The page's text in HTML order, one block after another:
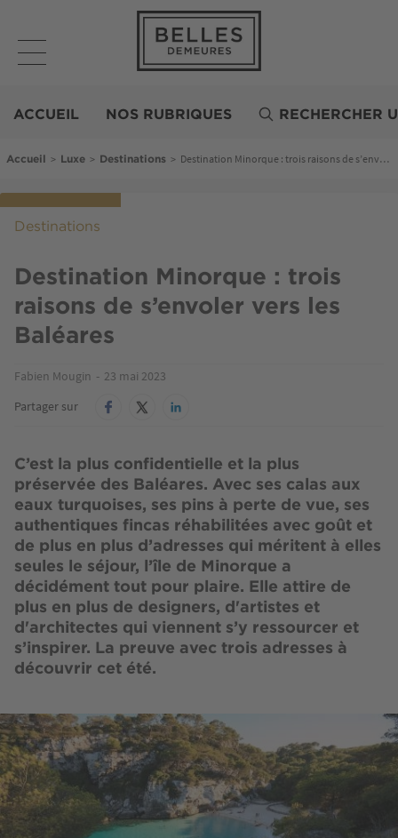
contenu
principal
Demeures
ACCUEIL NOS RUBRIQUES RECHERCHER
Fil d'Ariane
Accueil > Luxe > Destinations > Destination Minorque : trois raisons de s’envoler vers les Baléares
Destinations
Destination Minorque : trois
raisons de s’envoler vers les
Baléares
Fabien Mougin
23 mai 2023
Partager sur
C’est la plus confidentielle et la plus
préservée des Baléares. Avec ses calas aux
eaux turquoises, ses pins à perte de vue, ses
authentiques fincas réhabilitées avec goût et
de plus en plus d’adresses qui méritent à elles
seules le séjour, l’île de Minorque a
décidément tout pour plaire. Elle attire de
plus en plus de designers, d'artistes et
d'architectes qui viennent s’y ressourcer et
s’inspirer. La preuve avec trois adresses à
découvrir cet été.
Image